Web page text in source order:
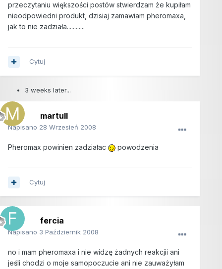
przeczytaniu większości postów stwierdzam że kupiłam
nieodpowiedni produkt, dzisiaj zamawiam pheromaxa,
jak to nie zadziała............
Cytuj
3 weeks later...
martull
Napisano 28 Wrzesień 2008
Pheromax powinien zadziałac powodzenia
Cytuj
fercia
Napisano 3 Październik 2008
no i mam pheromaxa i nie widzę żadnych reakcjii ani
jeśli chodzi o moje samopoczucie ani nie zauważyłam